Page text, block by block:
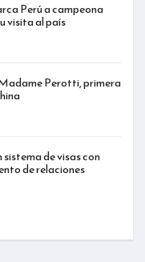
Perú a campeona
visita al país
Perotti, primera
de visas con
de relaciones